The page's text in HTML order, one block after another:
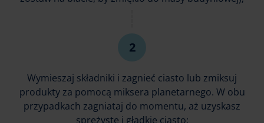
Wymieszaj składniki i zagnieć ciasto lub zmiksuj
produkty za pomocą miksera planetarnego. W obu
przypadkach zagniataj do momentu, aż uzyskasz
sprężyste i gładkie ciasto;